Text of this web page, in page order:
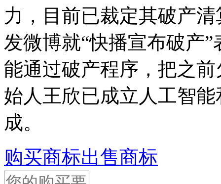
力，目前已裁定其破产
发微博就“快播宣布破产
能通过破产程序，把之
始人王欣已成立人工智
成。
购买商标出售商标